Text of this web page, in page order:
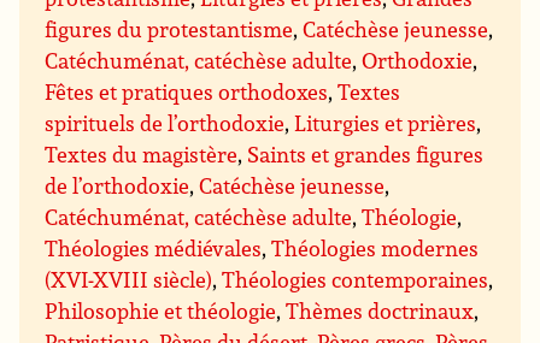
figures du protestantisme,Catéchèse jeunesse,
Catéchuménat, catéchèse adulte,Orthodoxie,
Fêtes et pratiques orthodoxes,Textes
spirituels de l’orthodoxie,Liturgies et prières,
Textes du magistère, Saints et grandes figures
de l’orthodoxie,Catéchèse jeunesse,
Catéchuménat, catéchèse adulte,Théologie,
Théologies médiévales,Théologies modernes
(XVI-XVIII siècle),Théologies contemporaines,
Philosophie et théologie,Thèmes doctrinaux,